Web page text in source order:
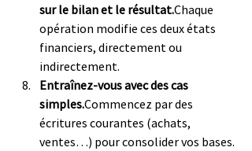
sur le bilan et le résultat.Chaque
opération modifie ces deux états
financiers, directement ou
indirectement.
Entraînez-vous avec des cas
simples.Commencez par des
écritures courantes (achats,
ventes…) pour consolider vos bases.